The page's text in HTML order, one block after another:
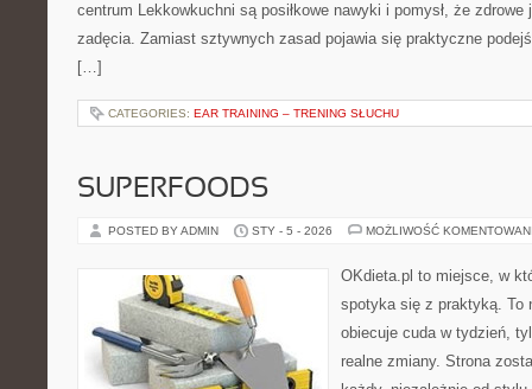
centrum Lekkowkuchni są posiłkowe nawyki i pomysł, że
zadęcia. Zamiast sztywnych zasad pojawia się praktyczne
[…]
CATEGORIES: EAR TRAINING – TRENING SŁUCHU
SUPERFOODS
POSTED BY ADMIN STY - 5 - 2026 MOŻLIWOŚĆ
OKdieta.pl to miejsce, w
spotyka się z praktyką. To
obiecuje cuda w tydzień,
realne zmiany. Strona